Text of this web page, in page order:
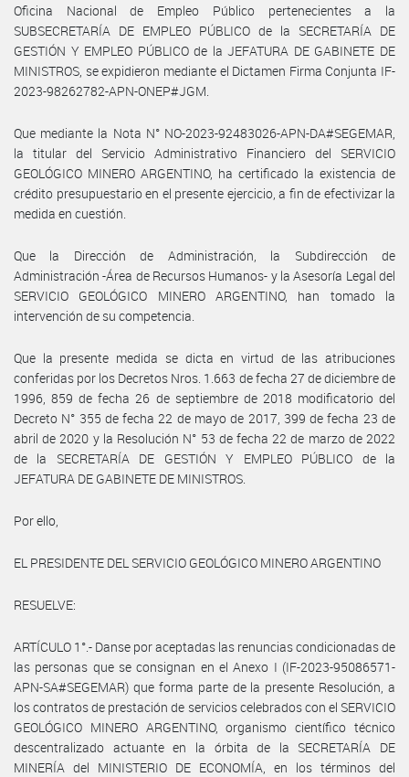
Oficina Nacional de Empleo Público pertenecientes a la
SUBSECRETARÍA DE EMPLEO PÚBLICO de la SECRETARÍA DE
GESTIÓN Y EMPLEO PÚBLICO de la JEFATURA DE GABINETE DE
MINISTROS, se expidieron mediante el Dictamen Firma Conjunta IF-
2023-98262782-APN-ONEP#JGM.
Que mediante la Nota N° NO-2023-92483026-APN-DA#SEGEMAR,
la titular del Servicio Administrativo Financiero del SERVICIO
GEOLÓGICO MINERO ARGENTINO, ha certificado la existencia de
crédito presupuestario en el presente ejercicio, a fin de efectivizar la
medida en cuestión.
Que la Dirección de Administración, la Subdirección de
Administración -Área de Recursos Humanos- y la Asesoría Legal del
SERVICIO GEOLÓGICO MINERO ARGENTINO, han tomado la
intervención de su competencia.
Que la presente medida se dicta en virtud de las atribuciones
conferidas por los Decretos Nros. 1.663 de fecha 27 de diciembre de
1996, 859 de fecha 26 de septiembre de 2018 modificatorio del
Decreto N° 355 de fecha 22 de mayo de 2017, 399 de fecha 23 de
abril de 2020 y la Resolución N° 53 de fecha 22 de marzo de 2022
de la SECRETARÍA DE GESTIÓN Y EMPLEO PÚBLICO de la
JEFATURA DE GABINETE DE MINISTROS.
Por ello,
EL PRESIDENTE DEL SERVICIO GEOLÓGICO MINERO ARGENTINO
RESUELVE:
ARTÍCULO 1°.- Danse por aceptadas las renuncias condicionadas de
las personas que se consignan en el Anexo I (IF-2023-95086571-
APN-SA#SEGEMAR) que forma parte de la presente Resolución, a
los contratos de prestación de servicios celebrados con el SERVICIO
GEOLÓGICO MINERO ARGENTINO, organismo científico técnico
descentralizado actuante en la órbita de la SECRETARÍA DE
MINERÍA del MINISTERIO DE ECONOMÍA, en los términos del